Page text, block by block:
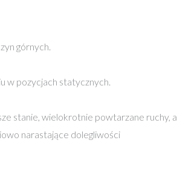
górnych.
w pozycjach statycznych.
stanie, wielokrotnie powtarzane ruchy, a
narastające dolegliwości